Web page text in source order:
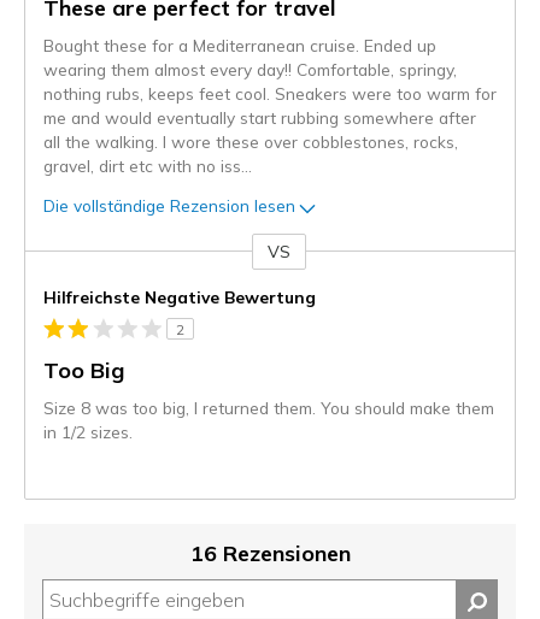
These are perfect for travel
Bought these for a Mediterranean cruise. Ended up
wearing them almost every day!! Comfortable, springy,
nothing rubs, keeps feet cool. Sneakers were too warm for
me and would eventually start rubbing somewhere after
all the walking. I wore these over cobblestones, rocks,
gravel, dirt etc with no iss
Die vollständige Rezension lesen
VS
Hilfreichste Negative Bewertung
2
Too Big
Size 8 was too big, I returned them. You should make them
in 1/2 sizes.
16 Rezensionen